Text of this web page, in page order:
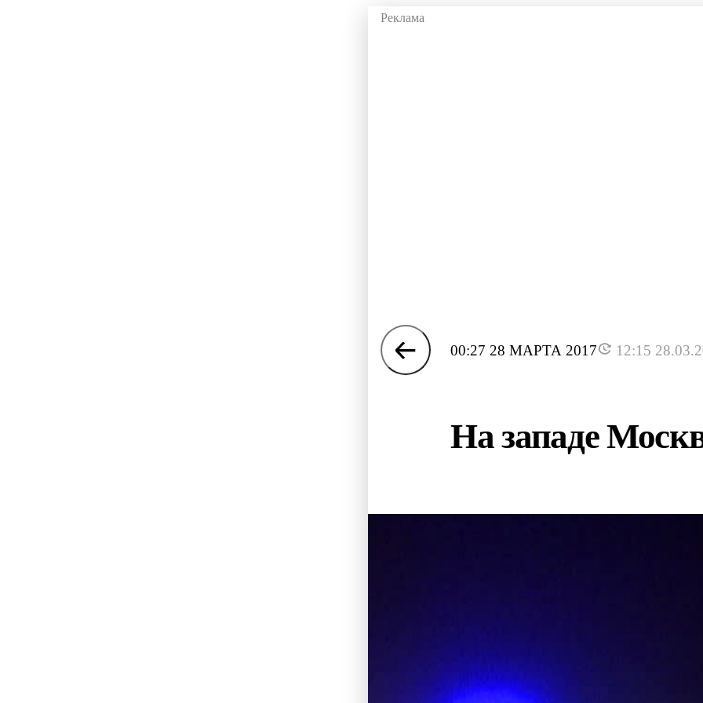
00:27 28 МАРТА 2017 12:15
На западе